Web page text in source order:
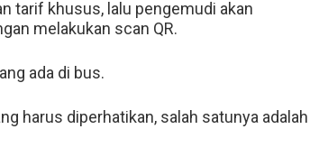
tarif khusus, lalu pengemudi akan
melakukan scan QR.
ada di bus.
harus diperhatikan, salah satunya adalah